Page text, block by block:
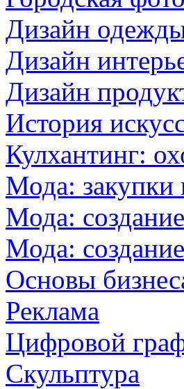
Дизайн
Дизайн
Дизайн
История
Кулхантинг:
Мода: закупки
Мода:
Мода:
Основы
Реклама
Цифровой
Скульптура